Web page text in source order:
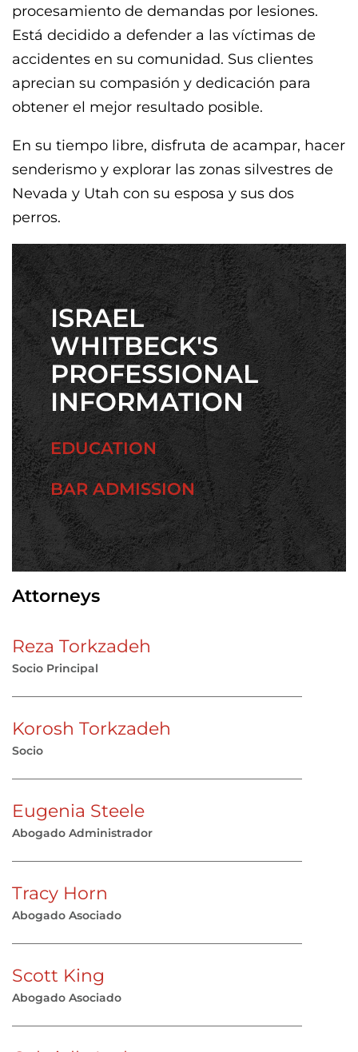
procesamiento de demandas por lesiones.
Está decidido a defender a las víctimas de
accidentes en su comunidad. Sus clientes
aprecian su compasión y dedicación para
obtener el mejor resultado posible.
En su tiempo libre, disfruta de acampar, hacer
senderismo y explorar las zonas silvestres de
Nevada y Utah con su esposa y sus dos
perros.
ISRAEL
WHITBECK'S
PROFESSIONAL
INFORMATION
EDUCATION
BAR ADMISSION
Attorneys
Reza Torkzadeh
Socio Principal
Korosh Torkzadeh
Socio
Eugenia Steele
Abogado Administrador
Tracy Horn
Abogado Asociado
Scott King
Abogado Asociado